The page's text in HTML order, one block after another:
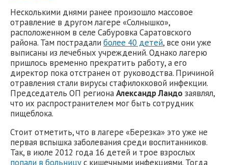
Несколькими днями ранее произошло массовое
отравление в другом лагере «Солнышко»,
расположенном в селе Сабуровка Саратовского
района. Там пострадали более 40 детей, все они уже
выписаны из лечебных учреждений. Однако лагерю
пришлось временно прекратить работу, а его
директор пока отстранен от руководства. Причиной
отравления стали вирусы стафилокковой инфекции.
Председатель ОП регионаАлександр Ландо заявлял,
что их распространителем мог быть сотрудник
пищеблока.
Стоит отметить, что в лагере «Березка» это уже не
первая вспышка заболевания среди воспитанников.
Так, в июле 2012 года 16 детей и трое взрослых
попали в больницус кишечными инфекциями. Тогда